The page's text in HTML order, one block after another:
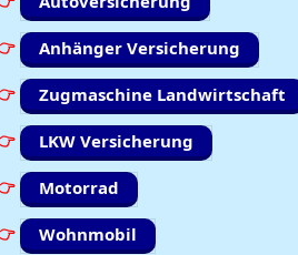
Anhänger Versicherung
Zugmaschine Landwirtschaft
LKW Versicherung
Motorrad
Wohnmobil